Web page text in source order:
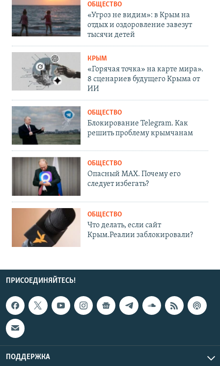
ОБЩЕСТВО
«Угроз не видим»: в Крым на
отдых и оздоровление завезут
тысячи детей
КРЫМ
«Горячая точка» на карте мира».
8 сценариев будущего Крыма от
ИИ
ОБЩЕСТВО
Блокирование Telegram. Как
решить проблему крымчанам
ОБЩЕСТВО
Опасный MAX. Почему его
следует избегать?
ОБЩЕСТВО
Что делать, если сайт
Крым.Реалии заблокировали?
ПРИСОЕДИНЯЙТЕСЬ!
ПОДДЕРЖКА